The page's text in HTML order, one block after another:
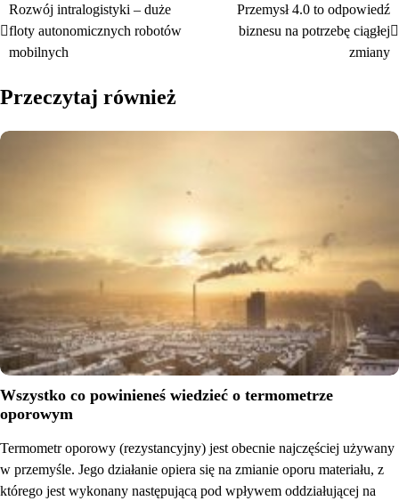
Nawigacja
wpisu
Rozwój intralogistyki – duże
floty autonomicznych robotów
mobilnych
Przemysł 4.0 to odpowiedź
biznesu na potrzebę ciągłej
zmiany
Przeczytaj również
Wszystko co powinieneś wiedzieć o termometrze
oporowym
Termometr oporowy (rezystancyjny) jest obecnie najczęściej używany
w przemyśle. Jego działanie opiera się na zmianie oporu materiału, z
którego jest wykonany następującą pod wpływem oddziałującej na